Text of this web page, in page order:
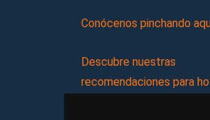
Conócenos pinchando
Descubre nuestras
recomendaciones para